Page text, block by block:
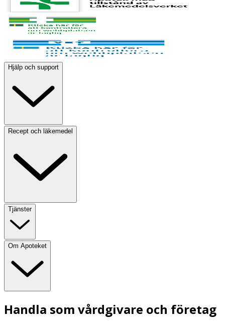
Hjälp och support
Recept och läkemedel
Tjänster
Om Apoteket
Handla som vårdgivare och företag